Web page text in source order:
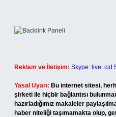
Reklam ve İletişim: Skype:
Yasal Uyarı: Bu internet sitesi,
şirketi ile hiçbir bağlantısı
hazırladığımız makaleler
haber niteliği taşımamakta olup,